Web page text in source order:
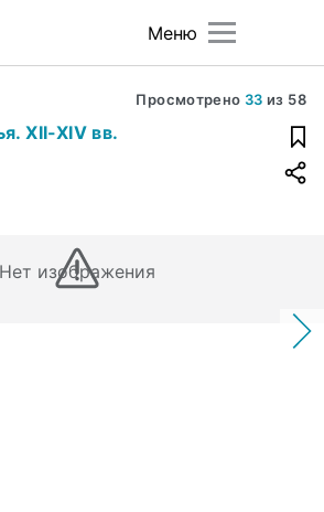
Меню
Просмотрено 33 из 58
XII-XIV вв.
Нет изображения